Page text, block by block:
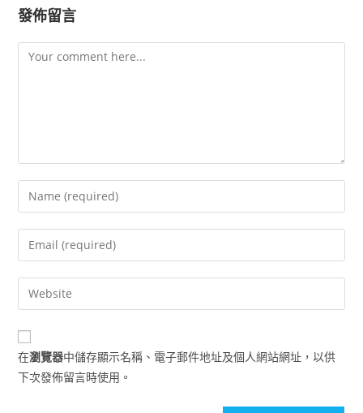
發佈留言
在瀏覽器中儲存顯示名稱、電子郵件地址及個人網站網址，以供
下次發佈留言時使用。